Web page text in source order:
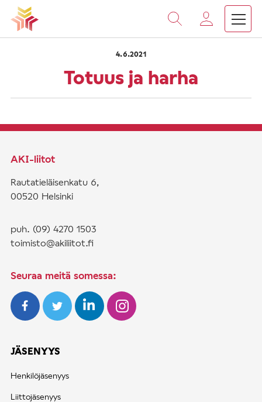
Vieritä
sisältöön
Etusivu Totuus ja harha
4.6.2021
Totuus ja harha
AKI-liitot
Rautatieläisenkatu 6,
00520 Helsinki
puh. (09) 4270 1503
toimisto@akiliitot.fi
Seuraa meitä somessa:
JÄSENYYS
Henkilöjäsenyys
Liittojäsenyys